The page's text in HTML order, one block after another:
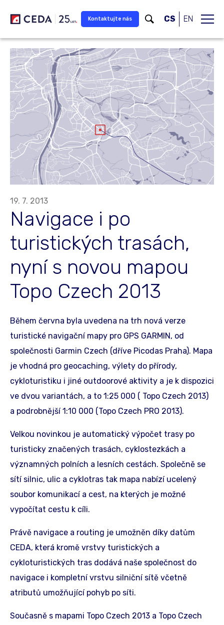
Kontaktujte nás CS EN
19. 7. 2013
Navigace i po
turistických trasách,
nyní s novou mapou
Topo Czech 2013
Během června byla uvedena na trh nová verze
turistické navigační mapy pro GPS GARMIN, od
společnosti Garmin Czech (dříve Picodas Praha). Mapa
je vhodná pro geocaching, výlety do přírody,
cykloturistiku i jiné outdoorové aktivity a je k dispozici
ve dvou variantách, a to 1:25 000 ( Topo Czech 2013)
a podrobnější 1:10 000 (Topo Czech PRO 2013).
Velkou novinkou je automatický výpočet trasy po
turisticky značených trasách, cyklostezkách a
významných polních a lesních cestách. Společně se
sítí silnic, ulic a cyklotras tak mapa nabízí ucelený
soubor komunikací a cest, na kterých je možné
vypočítat cestu k cíli.
Právě navigace a routing je umožněn díky datům
CEDA, která kromě vrstvy turistických a
cykloturistických tras dodává naše společnost do
navigace i kompletní vrstvu silniční sítě včetně
atributů umožňující pohyb po síti.
Současně s mapami Topo Czech 2013 a Topo Czech